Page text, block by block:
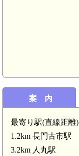
案 内
最寄り駅(直線距離)
1.2km 長門古市駅
3.2km 人丸駅